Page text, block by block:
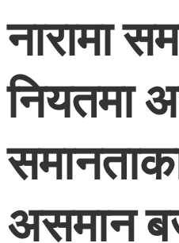
नारामा
नियतमा
असमान